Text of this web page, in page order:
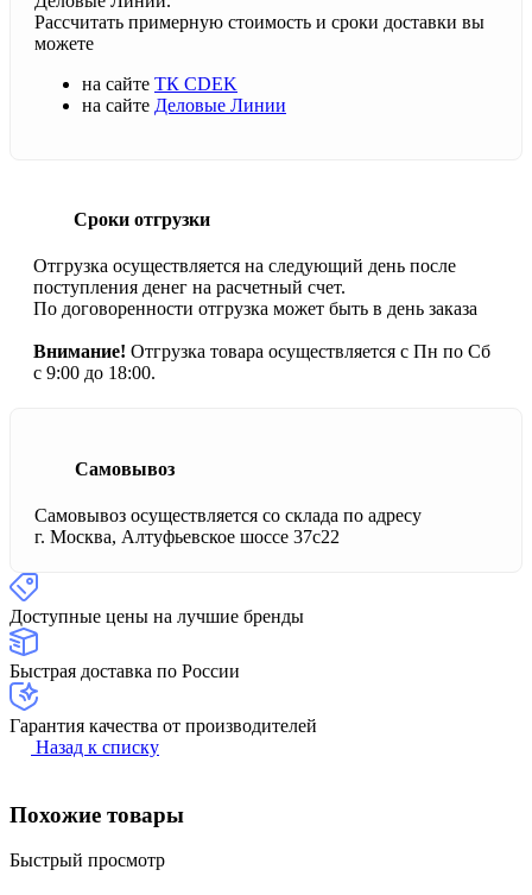
Рассчитать примерную стоимость и сроки доставки вы
можете
на сайте ТК CDEK
на сайте Деловые Линии
Сроки отгрузки
Отгрузка осуществляется на следующий день после
поступления денег на расчетный счет.
По договоренности отгрузка может быть в день заказа
Внимание! Отгрузка товара осуществляется с Пн по Сб
с 9:00 до 18:00.
Самовывоз
Самовывоз осуществляется со склада по адресу
г. Москва, Алтуфьевское шоссе 37с22
Доступные цены на лучшие бренды
Быстрая доставка по России
Гарантия качества от производителей
Назад к списку
Похожие товары
Быстрый просмотр